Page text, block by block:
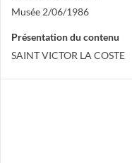
Musée 2/06/1986
Présentation du contenu
SAINT VICTOR LA COSTE